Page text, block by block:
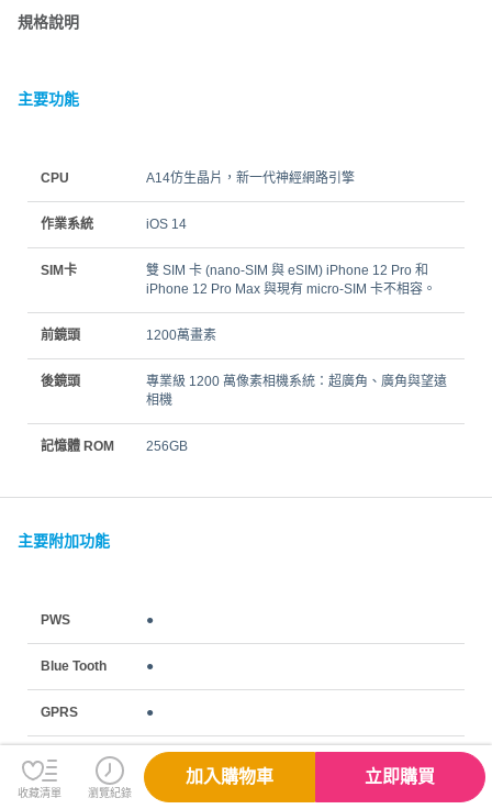
規格說明
主要功能
CPU A14仿生晶片，新一代神經網路引擎
作業系統 iOS 14
SIM卡
雙 SIM 卡 (nano‑SIM 與 eSIM) iPhone 12 Pro 和
iPhone 12 Pro Max 與現有 micro-SIM 卡不相容。
前鏡頭 1200萬畫素
後鏡頭
專業級 1200 萬像素相機系統：超廣角、廣角與望遠
相機
記憶體 ROM 256GB
主要附加功能
PWS ●
Blue Tooth ●
GPRS ●
GPS/ AGPS ●
收藏清單 瀏覽紀錄
加入購物車 立即購買